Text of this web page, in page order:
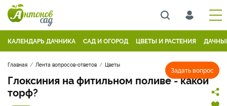
КАЛЕНДАРЬ ДАЧНИКА САД И ОГОРОД ЦВЕТЫ И РАСТЕНИЯ
Задать вопрос
Главная Лента вопросов-ответов Цветы
Глоксиния на фитильном поливе - какой
торф?